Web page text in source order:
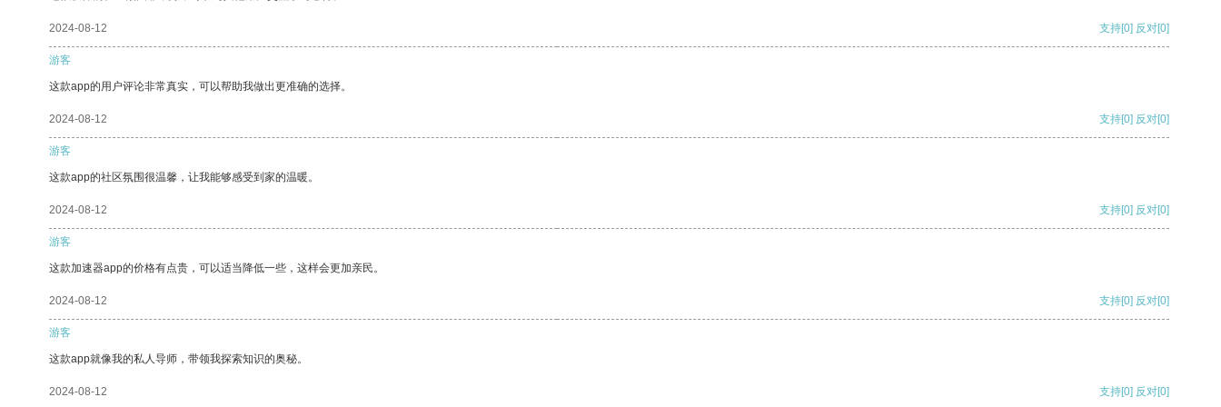
2024-08-12 支持[0] 反对[0]
游客
这款app的用户评论非常真实，可以帮助我做出更准确的选择。
2024-08-12 支持[0] 反对[0]
游客
这款app的社区氛围很温馨，让我能够感受到家的温暖。
2024-08-12 支持[0] 反对[0]
游客
这款加速器app的价格有点贵，可以适当降低一些，这样会更加亲民。
2024-08-12 支持[0] 反对[0]
游客
这款app就像我的私人导师，带领我探索知识的奥秘。
2024-08-12 支持[0] 反对[0]